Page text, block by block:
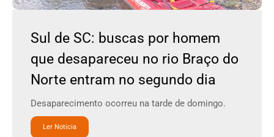
Sul de SC: buscas por homem
que desapareceu no rio Braço do
Norte entram no segundo dia
Desaparecimento ocorreu na tarde de domingo.
Ler Noticia